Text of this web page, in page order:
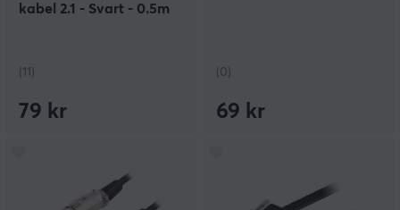
kabel 2.1 - Svart - 0.5m
(11)
79 kr
(0)
69 kr